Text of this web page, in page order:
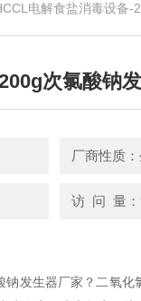
电解食盐消毒设备-
次氯酸钠
厂商性质
访 问 量：
发生器厂家？二氧化